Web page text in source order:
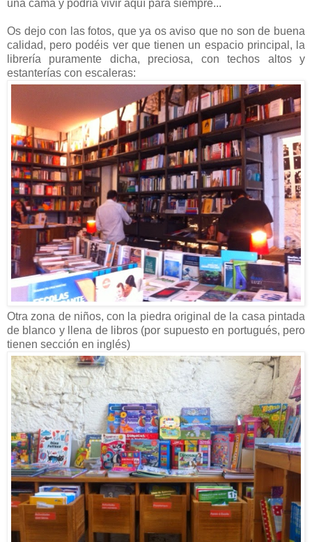
una cama y podría vivir aquí para siempre...
Os dejo con las fotos, que ya os aviso que no son de buena
calidad, pero podéis ver que tienen un espacio principal, la
librería puramente dicha, preciosa, con techos altos y
estanterías con escaleras:
Otra zona de niños, con la piedra original de la casa pintada
de blanco y llena de libros (por supuesto en portugués, pero
tienen sección en inglés)